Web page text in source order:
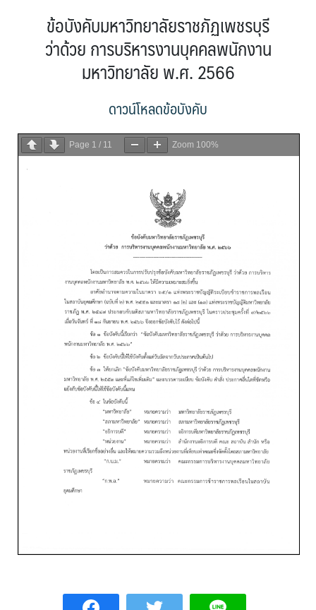
ข้อบังคับมหาวิทยาลัยราชภัฏเพชรบุรี
ว่าด้วย การบริหารงานบุคคลพนักงาน
มหาวิทยาลัย พ.ศ. 2566
ดาวน์โหลดข้อบังคับ
Page 1 / 11 Zoom 100%